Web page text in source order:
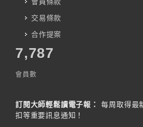
交易條款
合作提案
7,787
會員數
訂閱大師輕鬆讀電子報：
每周取得最
扣等重要訊息通知！